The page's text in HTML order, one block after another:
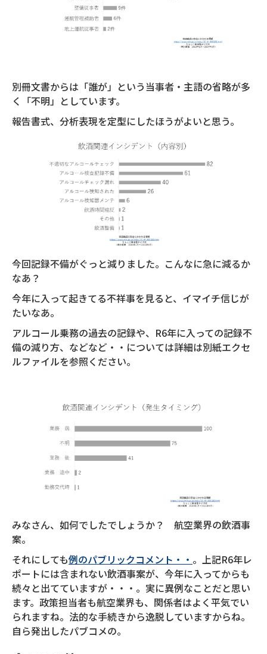
別冊文書からは「誰が」という当事者・主語の省略が多
く「不明」としています。
報告書式、分析表現を定型にしたほうがよいと思う。
今回記録不備がぐっと減りました。こんなに急に減るか
なあ？
今年に入って起きてる不祥事を見ると、イマイチ信じが
たいなあ。
アルコール乗務の過去の記録や、R6年に入っての記録不
備の減り方、などなど・・については詳細は別紙エクセ
ルファイルを参照ください。
みなさん、如何でしたでしょうか？ 航空業界の飲酒事
案。
それにしても例のパブリックコメント・・ 。上記R6年レ
ポートには含まれない飲酒事案が、今年に入ってからも
続々と出てていますが・・・。実に異例なことだと思い
ます。政策担当者も航空業界も、関係者はよく平気でい
られますね。法的な手続きから逸脱していますからね。
自ら発出したパブコメの。